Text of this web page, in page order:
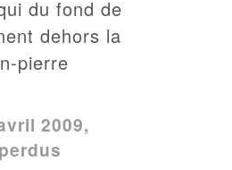
du fond de
dehors la
pierre
2009,